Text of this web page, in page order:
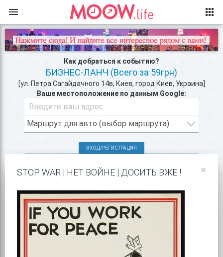
Как добраться к событию?
БИЗНЕС-ЛАНЧ (Всего за 59грн)
[ул. Петра Сагайдачного 14в, Киев, город Киев, Украина]
Ваше местоположение по данным Google:
ВХОД/РЕГИСТРАЦИЯ
РЕСТОРАНЫ В ЦЕНТРЕ КИЕВА >>
ПОКАЗАТЬ НА GOOGLE MAPS!
Карта с маршрутом, как добратся на мероприятие или проехать
к событию. БИЗНЕС-ЛАНЧ (Всего за 59грн)
ул. Петра Сагайдачного 14в, Киев, город Киев, Украина. Как
×
STOP WAR | НЕТ ВОЙНЕ | ДОСИТЬ ВЖЕ !